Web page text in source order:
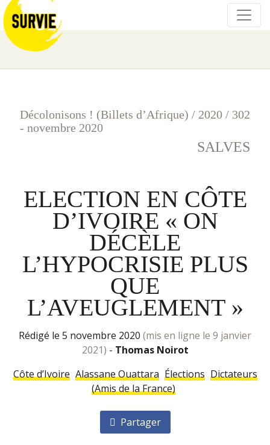
Décolonisons ! (Billets d’Afrique) / 2020 / 302
- novembre 2020
SALVES
ELECTION EN CÔTE
D’IVOIRE « ON
DÉCÈLE
L’HYPOCRISIE PLUS
QUE
L’AVEUGLEMENT »
rédigé le 5 novembre 2020 (mis en ligne le 9 janvier
2021) - Thomas Noirot
Côte d’Ivoire Alassane Ouattara Élections Dictateurs
(Amis de la France)
Partager